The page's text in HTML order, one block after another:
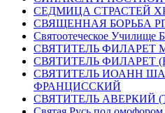
СЕДМИЦА СТРАСТЕЙ
СВЯЩЕННАЯ БОРЬБА
Святоотеческое Училище
СВЯТИТЕЛЬ ФИЛАРЕТ
СВЯТИТЕЛЬ ФИЛАРЕТ
СВЯТИТЕЛЬ ИОАНН
ФРАНЦИССКИЙ
СВЯТИТЕЛЬ АВЕРКИЙ